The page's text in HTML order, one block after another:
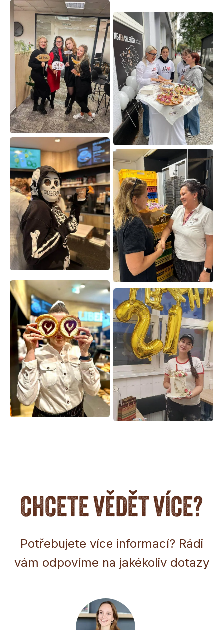
CHCETE VĚDĚT VÍCE?
Potřebujete více informací? Rádi
vám odpovíme na jakékoliv dotazy